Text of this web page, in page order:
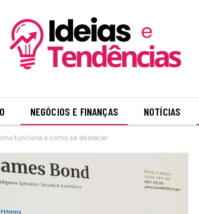
NEGÓCIOS E FINANÇAS NOTÍCIAS
funciona e como se destacar